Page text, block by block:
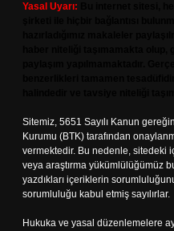
Yasal Uyarı:
Sitemiz, 5651 Sayılı Kanun
Kurumu (BTK) tarafından
vermektedir. Bu nedenle, sitedeki
veya araştırma yükümlülüğümüz
yazdıkları içeriklerin
sorumluluğu kabul etmiş sayılırlar.
Hukuka ve yasal düzenlemelere